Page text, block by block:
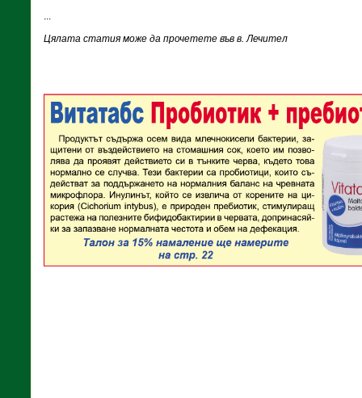
...
Цялата статия може да прочетете във в. Лечител